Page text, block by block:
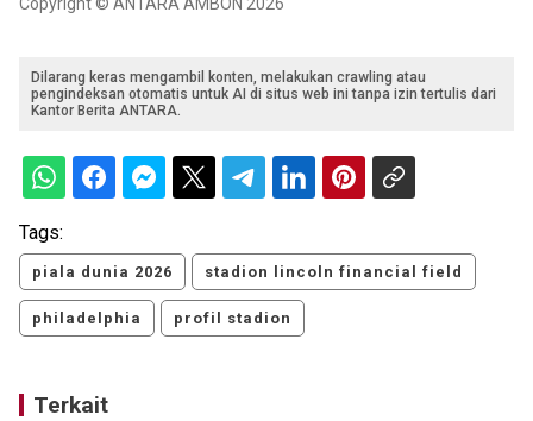
Copyright © ANTARA AMBON 2026
Dilarang keras mengambil konten, melakukan crawling atau
pengindeksan otomatis untuk AI di situs web ini tanpa izin tertulis dari
Kantor Berita ANTARA.
Tags:
piala dunia 2026 stadion lincoln financial field
philadelphia profil stadion
Terkait